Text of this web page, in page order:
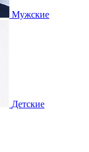
Мужские
Детские